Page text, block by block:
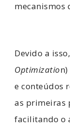
mecanismos
Devido a
Optimizatio
e conteúdos
as primeiras
facilitando o